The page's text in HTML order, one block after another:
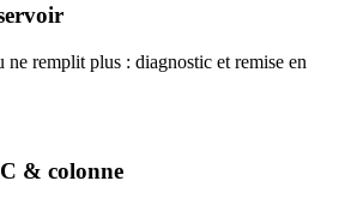
ne remplit plus : diagnostic et remise en
& colonne